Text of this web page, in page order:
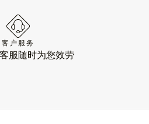
客户服务
服随时为您效劳